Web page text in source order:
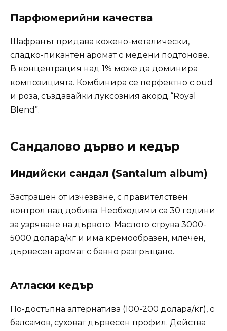
Парфюмерийни качества
Шафранът придава кожено-металически,
сладко-пикантен аромат с медени подтонове.
В концентрация над 1% може да доминира
композицията. Комбинира се перфектно с oud
и роза, създавайки луксозния акорд “Royal
Blend”.
Сандалово дърво и кедър
Индийски сандал (Santalum album)
Застрашен от изчезване, с правителствен
контрол над добива. Необходими са 30 години
за узряване на дървото. Маслото струва 3000-
5000 долара/кг и има кремообразен, млечен,
дървесен аромат с бавно разгръщане.
Атласки кедър
По-достъпна алтернатива (100-200 долара/кг), с
балсамов, суховат дървесен профил. Действа